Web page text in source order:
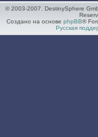
© 2003-2007. DestinySphere
Создано на основе phpBB®
Русская